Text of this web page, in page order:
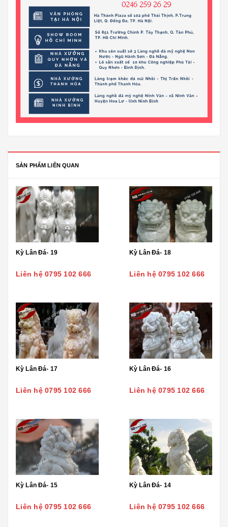
SẢN PHẨM LIÊN QUAN
Kỳ Lân Đá- 19
Liên hệ 0795 102 666
Kỳ Lân Đá- 18
Liên hệ 0795 102 666
Kỳ Lân Đá- 17
Liên hệ 0795 102 666
Kỳ Lân Đá- 16
Liên hệ 0795 102 666
Kỳ Lân Đá- 15
Liên hệ 0795 102 666
Kỳ Lân Đá- 14
Liên hệ 0795 102 666